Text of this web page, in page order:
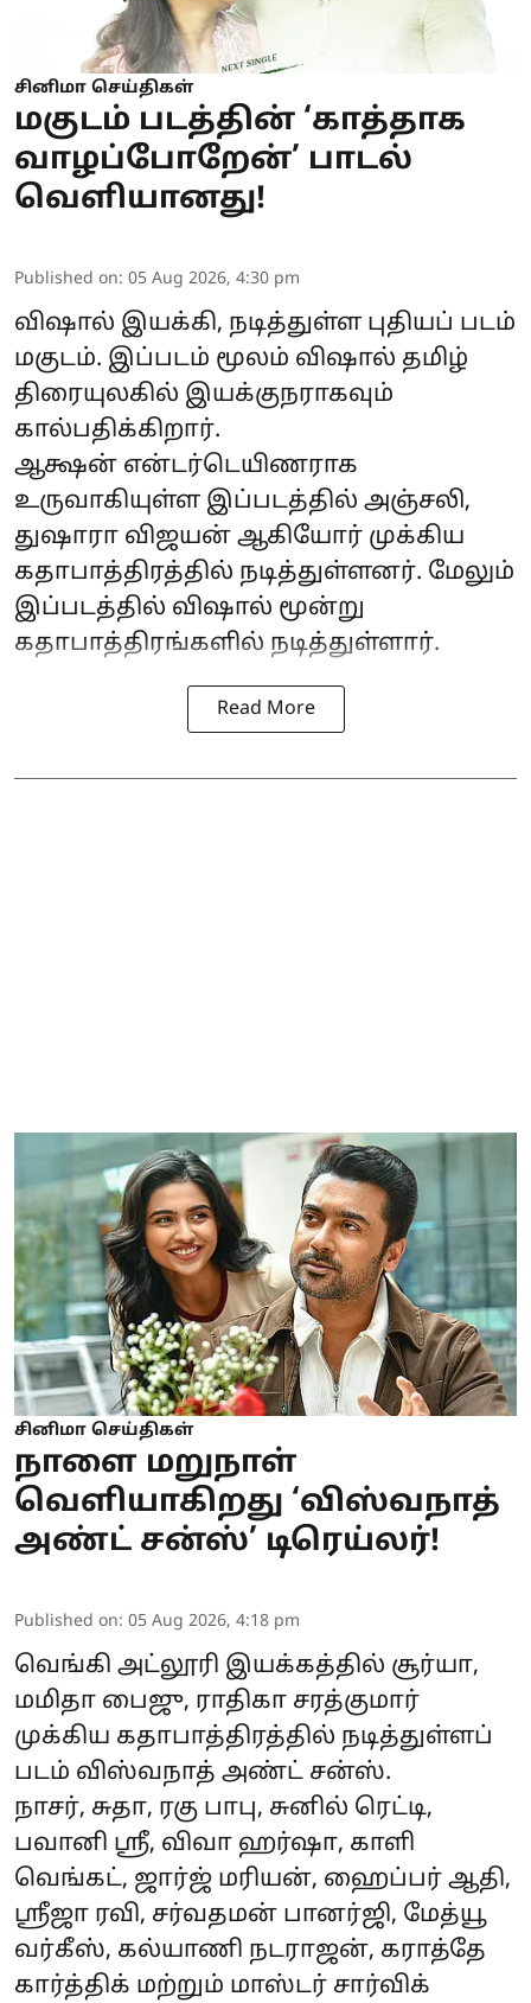
சினிமா செய்திகள்
மகுடம் படத்தின் ‘காத்தாக
வாழப்போறேன்’ பாடல்
வெளியானது!
Published on: 05 Aug 2026, 4:30 pm
விஷால் இயக்கி, நடித்துள்ள புதியப் படம்
மகுடம். இப்படம் மூலம் விஷால் தமிழ்
திரையுலகில் இயக்குநராகவும்
கால்பதிக்கிறார்.
ஆக்ஷன் என்டர்டெயிணராக
உருவாகியுள்ள இப்படத்தில் அஞ்சலி,
துஷாரா விஜயன் ஆகியோர் முக்கிய
கதாபாத்திரத்தில் நடித்துள்ளனர். மேலும்
இப்படத்தில் விஷால் மூன்று
கதாபாத்திரங்களில் நடித்துள்ளார்.
Read More
சினிமா செய்திகள்
நாளை மறுநாள்
வெளியாகிறது ‘விஸ்வநாத்
அண்ட் சன்ஸ்’ டிரெய்லர்!
Published on: 05 Aug 2026, 4:18 pm
வெங்கி அட்லூரி இயக்கத்தில் சூர்யா,
மமிதா பைஜு, ராதிகா சரத்குமார்
முக்கிய கதாபாத்திரத்தில் நடித்துள்ளப்
படம் விஸ்வநாத் அண்ட் சன்ஸ்.
நாசர், சுதா, ரகு பாபு, சுனில் ரெட்டி,
பவானி ஸ்ரீ, விவா ஹர்ஷா, காளி
வெங்கட், ஜார்ஜ் மரியன், ஹைப்பர் ஆதி,
ஸ்ரீஜா ரவி, சர்வதமன் பானர்ஜி, மேத்யூ
வர்கீஸ், கல்யாணி நடராஜன், கராத்தே
கார்த்திக் மற்றும் மாஸ்டர் சார்விக்